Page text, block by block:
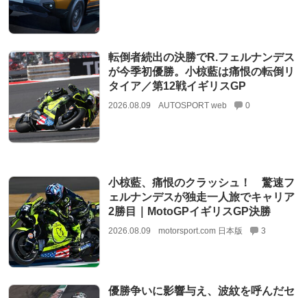
転倒者続出の決勝でR.フェルナンデス
が今季初優勝。小椋藍は痛恨の転倒リ
タイア／第12戦イギリスGP
2026.08.09 AUTOSPORT web 0
小椋藍、痛恨のクラッシュ！ 驚速フ
ェルナンデスが独走一人旅でキャリア
2勝目｜MotoGPイギリスGP決勝
2026.08.09 motorsport.com 日本版 3
優勝争いに影響与え、波紋を呼んだセ